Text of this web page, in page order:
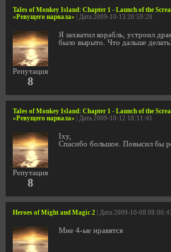
Tales of Monkey Island: Chapter 1 - Launch of the
«Ревущего нарвала» | Дата 2009-10-13 20:59:20
Репутация
8
Я захватил корабль, устроил
было вырыто. Что дальше
Tales of Monkey Island: Chapter 1 - Launch of the
«Ревущего нарвала» | Дата 2009-10-12 18:11:41
Репутация
8
Ixy,
Спасибо большое. Повысил бы
Heroes of Might and Magic 2 | Дата 2009-10-08
Мне 4-ые нравятся